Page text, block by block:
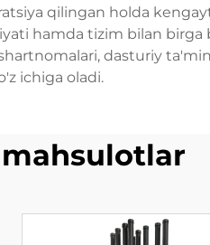
qilingan holda
hamda tizim bilan
dasturiy
ichiga oladi.